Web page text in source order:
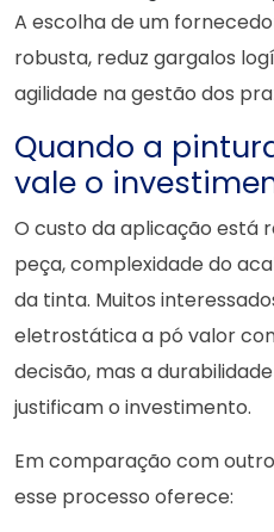
A escolha de um
robusta, reduz gargalos
agilidade na gestão dos
Quando a
vale o
O custo da aplicação está
peça, complexidade do
da tinta. Muitos
eletrostática a pó valor
decisão, mas a
justificam o investimento.
Em comparação com
esse processo oferece: